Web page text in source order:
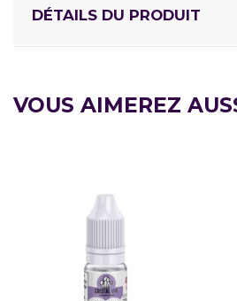
DÉTAILS DU PRODUIT
VOUS AIMEREZ